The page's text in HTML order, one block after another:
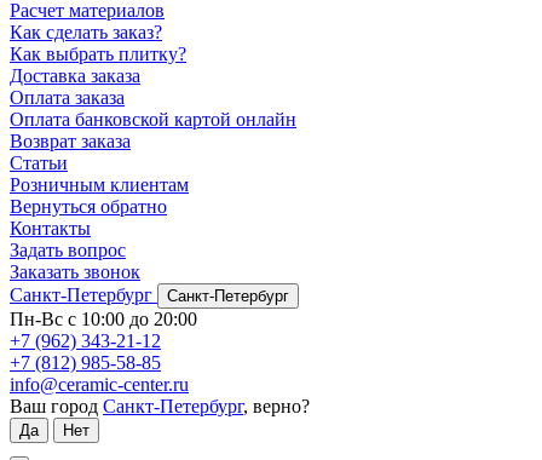
Расчет материалов
Как сделать заказ?
Как выбрать плитку?
Доставка заказа
Оплата заказа
Оплата банковской картой онлайн
Возврат заказа
Статьи
Розничным клиентам
Вернуться обратно
Контакты
Задать вопрос
Заказать звонок
Санкт-Петербург
Санкт-Петербург
Пн-Вс с 10:00 до 20:00
+7 (962) 343-21-12
+7 (812) 985-58-85
info@ceramic-center.ru
Ваш город Санкт-Петербург, верно?
Да Нет